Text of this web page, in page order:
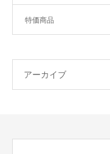
特価商品
アーカイブ